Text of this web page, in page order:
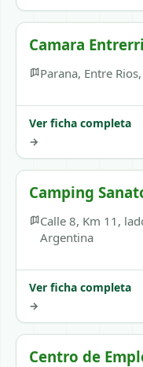
Camara
Parana, Entre
Ver ficha completa
→
Camping
Calle 8, Km 11,
Argentina
Ver ficha completa
→
Centro de